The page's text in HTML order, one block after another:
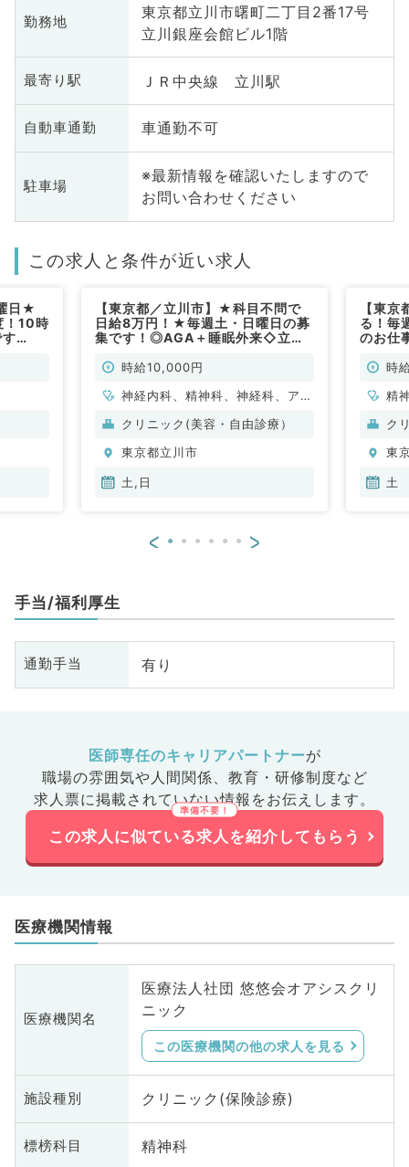
勤務地
東京都立川市曙町二丁目2番17号
立川銀座会館ビル1階
最寄り駅 ＪＲ中央線 立川駅
自動車通勤 車通勤不可
駐車場
※最新情報を確認いたしますので
お問い合わせください
この求人と条件が近い求人
日★
！10時
【東京都／立川市】★科目不問で
日給8万円！★毎週土・日曜日の募
集です！◎AGA＋睡眠外来◇立川
不問／非常勤)
時給10,000円
神経内科、精神科、神経科、アレ
ルギー科、リウマチ科、小児科、
脳神経外科、呼吸器外科、心臓血
管外科、小児外科、皮膚科、泌尿
放射線科、リハビリテーション
科系全般、一般外科、消化器外
科、乳腺外科、総合診療科、美容
系、膠原病科、スポーツ整形外
科、大腸・肛門外科、産業医、科
目不問
クリニック(美容・自由診療）
東京都立川市
土,日
【東
る！毎
のお仕
時
精
ク
東
土
< >
手当/福利厚生
通勤手当 有り
医師専任のキャリアパートナーが
職場の雰囲気や人間関係、 教育・研修制度など
求人票に掲載されていない情報をお伝えします。
この求人に似ている求人を紹介してもらう
医療機関情報
医療機関名
医療法人社団 悠悠会オアシスクリ
ニック
この医療機関の他の求人を見る
施設種別 クリニック(保険診療)
標榜科目 精神科